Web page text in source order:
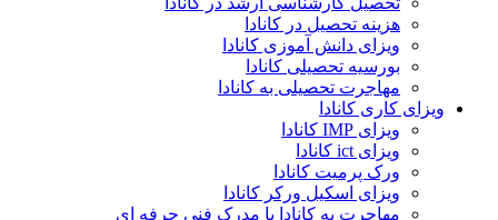
هزینه تحصیل در کانادا
ویزای دانش آموزی کانادا
بورسیه تحصیلی کانادا
مهاجرت تحصیلی به کانادا
ویزای کاری کانادا
ویزای IMP کانادا
ویزای ict کانادا
ورک پرمیت کانادا
ویزای اسکیل ورکر کانادا
مهاجرت به کانادا با مدرک فنی حرفه ای